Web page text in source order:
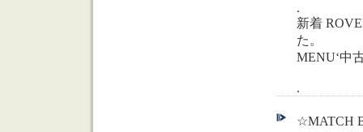
.
新着
た。
MENU‘中
.
☆MATCH